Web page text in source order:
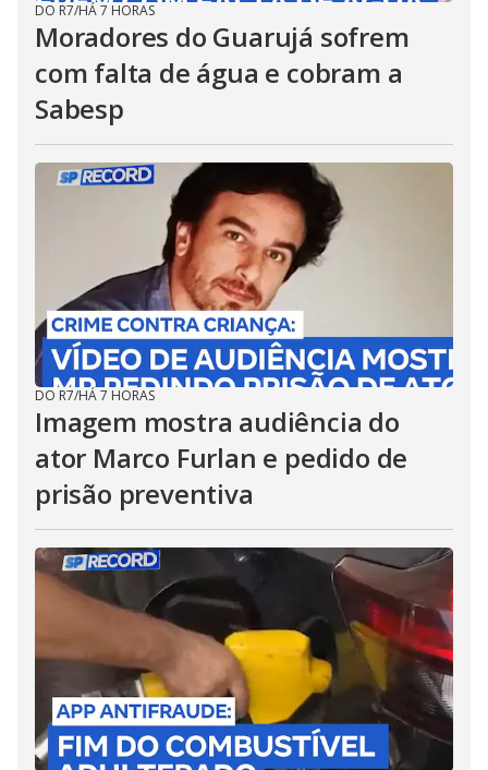
DO R7/HÁ 7 HORAS
Moradores do Guarujá sofrem
com falta de água e cobram a
Sabesp
DO R7/HÁ 7 HORAS
Imagem mostra audiência do
ator Marco Furlan e pedido de
prisão preventiva